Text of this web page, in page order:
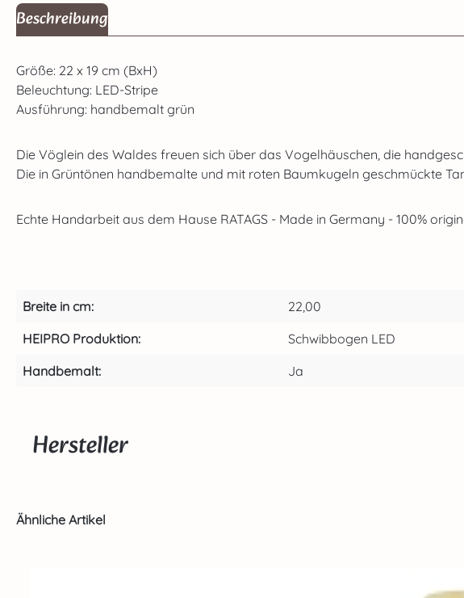
Beschreibung
Größe: 22 x 19 cm (BxH)
Beleuchtung: LED-Stripe
Ausführung: handbemalt grün
Die Vöglein des Waldes freuen sich über das Vogelhäuschen, die
Die in Grüntönen handbemalte und mit roten Baumkugeln geschmückte
Echte Handarbeit aus dem Hause RATAGS - Made in Germany - 100%
Breite in cm:
22,00
HEIPRO Produktion:
Schwibbogen LED
Handbemalt:
Ja
Hersteller
Produktgalerie überspringen
Ähnliche Artikel